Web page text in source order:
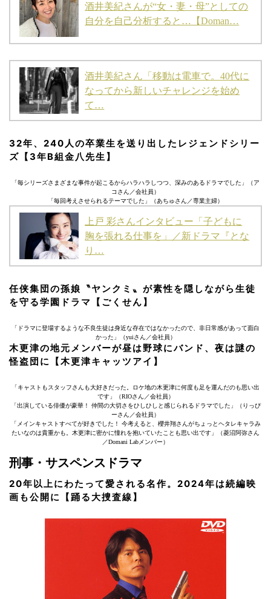
酒井美紀さんが“女・妻・母”としての
自分を自己分析すると…【Doman…
酒井美紀さん「移動は電車で。40代に
なってから新しいチャレンジを始め
て…
32年、240人の卒業生を送り出したレジェンドシリー
ズ【3年B組金八先生】
「毎シリーズさまざまな事件が起こるからハラハラしつつ、深みのあるドラマでした」（ア
コさん／会社員）
「毎回考えさせられるテーマでした」（あちゅさん／専業主婦）
上戸 彩さんインタビュー「子どもに
胸を張れる仕事を」／新ドラマ『とな
り…
任侠集団の孫娘〝ヤンクミ〟が素性を隠しながら生徒
を守る学園ドラマ【ごくせん】
「ドラマに登場するような不良生徒は身近な存在ではなかったので、非日常感があって面白
かった」（yuiさん／会社員）
木更津の地元メンバーが昼は野球にバンド、夜は謎の
怪盗団に【木更津キャッツアイ】
「キャストもスタッフさんも大好きだった。ロケ地の木更津に何度も足を運んだのも思い出
です」（RIOさん／会社員）
「出演している俳優が豪華！ 仲間の大切さをひしひしと感じられるドラマでした」（りっぴ
ーさん／会社員）
「メインキャストすべてが好きでした！ 今考えると、櫻井翔さんがちょっとヘタレキャラみ
たいなのは貴重かも。木更津に密かに憧れを抱いていたことも思い出です」（菱沼阿弥さん
／Domani Labメンバー）
刑事・サスペンスドラマ
20年以上にわたって愛される名作。2024年は続編映
画も公開に【踊る大捜査線】